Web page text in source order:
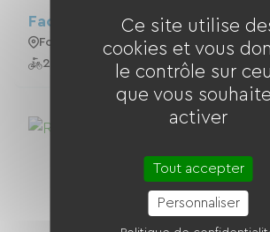
Facile Velo
Foix
24 Vélos
Ce site utilise
cookies et vous
le contrôle sur
que vous
activer
Tout accepter
Personnaliser